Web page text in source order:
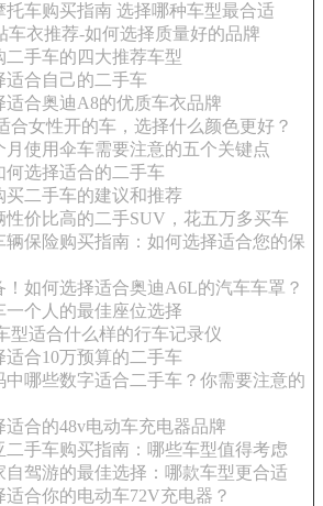
托车购买指南 选择哪种车型最合适
车衣推荐-如何选择质量好的品牌
二手车的四大推荐车型
适合自己的二手车
适合奥迪A8的优质车衣品牌
合女性开的车，选择什么颜色更好？
月使用伞车需要注意的五个关键点
何选择适合的二手车
买二手车的建议和推荐
性价比高的二手SUV，花五万多买车
辆保险购买指南：如何选择适合您的保
！如何选择适合奥迪A6L的汽车车罩？
一个人的最佳座位选择
型适合什么样的行车记录仪
适合10万预算的二手车
中哪些数字适合二手车？你需要注意的
适合的48v电动车充电器品牌
二手车购买指南：哪些车型值得考虑
自驾游的最佳选择：哪款车型更合适
适合你的电动车72V充电器？